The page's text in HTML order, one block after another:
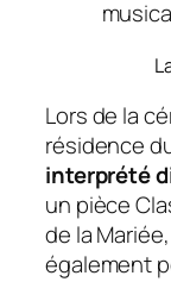
Lors de la
résidence
interprété
un pièce
de la
également